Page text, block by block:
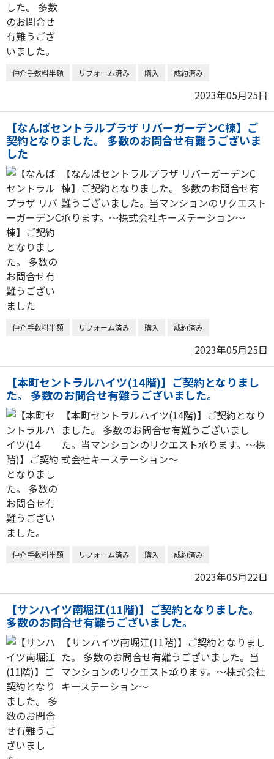
仲介手数料半額 リフォーム済み 購入 成約済み
2023年05月25日
【なんばセントラルプラザ リバーガーデンC棟】ご
契約となりました。 多数のお問合せ有難うございま
した
【なんばセントラルプラザ リバーガーデンC
棟】ご契約となりました。 多数のお問合せ有
難うございました。当マンションのリクエスト
承ります。～株式会社キーステーション～
仲介手数料半額 リフォーム済み 購入 成約済み
2023年05月25日
【本町セントラルハイツ(14階)】ご契約となりまし
た。 多数のお問合せ有難うございました。
【本町セントラルハイツ(14階)】ご契約となり
ました。 多数のお問合せ有難うございまし
た。当マンションのリクエスト承ります。～株
式会社キーステーション～
仲介手数料半額 リフォーム済み 購入 成約済み
2023年05月22日
【サンハイツ南堀江(11階)】ご契約となりました。
多数のお問合せ有難うございました。
【サンハイツ南堀江(11階)】ご契約となりまし
た。 多数のお問合せ有難うございました。当
マンションのリクエスト承ります。～株式会社
キーステーション～